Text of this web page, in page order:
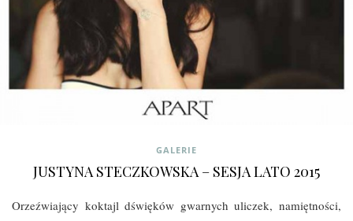
GALERIE
JUSTYNA STECZKOWSKA – SESJA LATO 2015
Orzeźwiający koktajl dświęków gwarnych uliczek, namiętności,